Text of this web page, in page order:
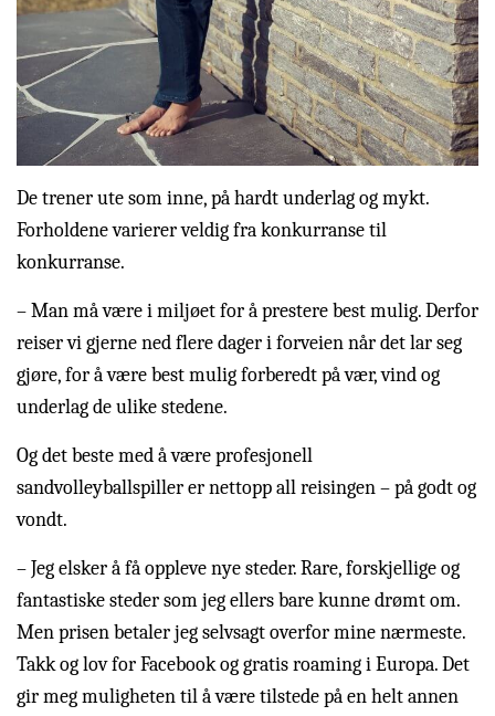
De trener ute som inne, på hardt underlag og mykt.
Forholdene varierer veldig fra konkurranse til
konkurranse.
– Man må være i miljøet for å prestere best mulig. Derfor
reiser vi gjerne ned flere dager i forveien når det lar seg
gjøre, for å være best mulig forberedt på vær, vind og
underlag de ulike stedene.
Og det beste med å være profesjonell
sandvolleyballspiller er nettopp all reisingen – på godt og
vondt.
– Jeg elsker å få oppleve nye steder. Rare, forskjellige og
fantastiske steder som jeg ellers bare kunne drømt om.
Men prisen betaler jeg selvsagt overfor mine nærmeste.
Takk og lov for Facebook og gratis roaming i Europa. Det
gir meg muligheten til å være tilstede på en helt annen